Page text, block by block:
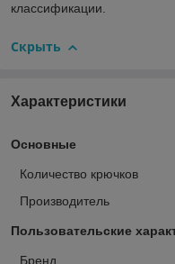
классификации.
Скрыть
Характеристики
Основные
Количество крючков
Производитель
Пользовательские
Бренд